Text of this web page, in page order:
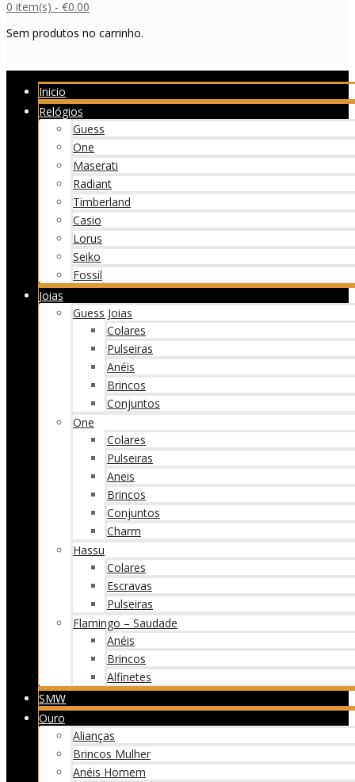
0 item(s) - €0.00
Sem produtos no carrinho.
Inicio
Relógios
Guess
One
Maserati
Radiant
Timberland
Casio
Lorus
Seiko
Fossil
Joias
Guess Joias
Colares
Pulseiras
Anéis
Brincos
Conjuntos
One
Colares
Pulseiras
Aneis
Brincos
Conjuntos
Charm
Hassu
Colares
Escravas
Pulseiras
Flamingo – Saudade
Anéis
Brincos
Alfinetes
SMW
Ouro
Alianças
Brincos Mulher
Anéis Homem